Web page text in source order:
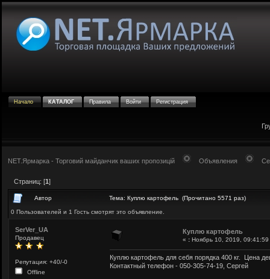
Начало КАТАЛОГ Правила Войти Регистрация
NET.Ярмарка - Торговий майданчик ваших пропозицій Объявления
Страниц: [1]
Автор Тема: Куплю картофель (Прочитано 5571 раз)
0 Пользователей и 1 Гость смотрят это объявление.
SerVer_UA
Продавец
Репутация: +40/-0
Offline
Куплю картофель
« : Ноябрь 10, 2019, 09:41:59
Куплю картофель для себя порядка 400 кг. Цена
Контактный телефон - 050-305-74-19, Сергей